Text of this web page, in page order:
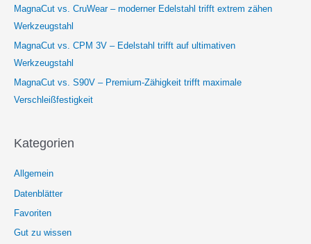
MagnaCut vs. CruWear – moderner Edelstahl trifft extrem zähen
Werkzeugstahl
MagnaCut vs. CPM 3V – Edelstahl trifft auf ultimativen
Werkzeugstahl
MagnaCut vs. S90V – Premium-Zähigkeit trifft maximale
Verschleißfestigkeit
Kategorien
Allgemein
Datenblätter
Favoriten
Gut zu wissen